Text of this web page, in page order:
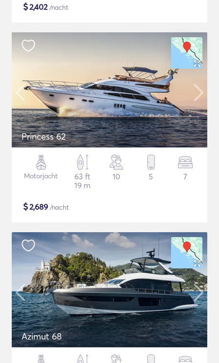
$2,402/nacht
Princess 62
Motorjacht
63 ft
19 m
10 5 7
$2,689 /nacht
Azimut 68